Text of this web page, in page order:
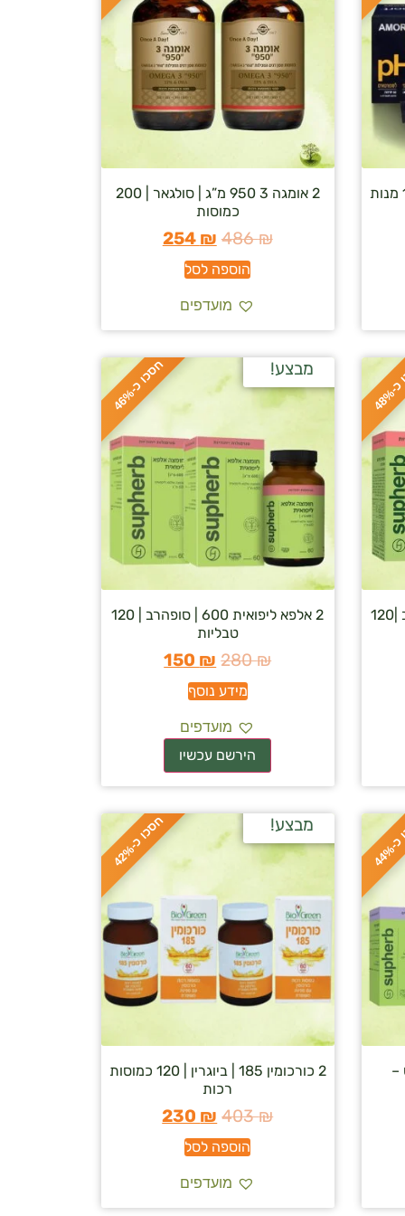
2 אומגה 3 950 מ”ג | סולגאר | 200
כמוסות
486₪
254 ₪
הוספה לסל
מועדפים
ס
כ
ו
כ
-
4
8
2 אופטיק פלוס פורטה | סופהרב |120
ח
ס
כ
ו
כ
-
4
6
% מבצע!
2 אלפא ליפואית 600 | סופהרב | 120
טבליות
280₪
150 ₪
מידע נוסף
מועדפים
ס
כ
ו
כ
-
4
4
–
ח
ס
כ
ו
כ
-
4
2
% מבצע!
2 כורכומין 185 | ביוגרין | 120 כמוסות
רכות
403₪
230 ₪
הוספה לסל
מועדפים